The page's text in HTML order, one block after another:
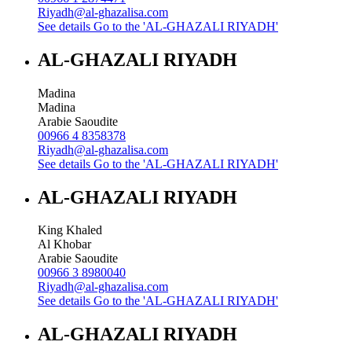
Riyadh@al-ghazalisa.com
See details Go to the 'AL-GHAZALI RIYADH'
AL-GHAZALI RIYADH
Madina
Madina
Arabie Saoudite
00966 4 8358378
Riyadh@al-ghazalisa.com
See details Go to the 'AL-GHAZALI RIYADH'
AL-GHAZALI RIYADH
King Khaled
Al Khobar
Arabie Saoudite
00966 3 8980040
Riyadh@al-ghazalisa.com
See details Go to the 'AL-GHAZALI RIYADH'
AL-GHAZALI RIYADH